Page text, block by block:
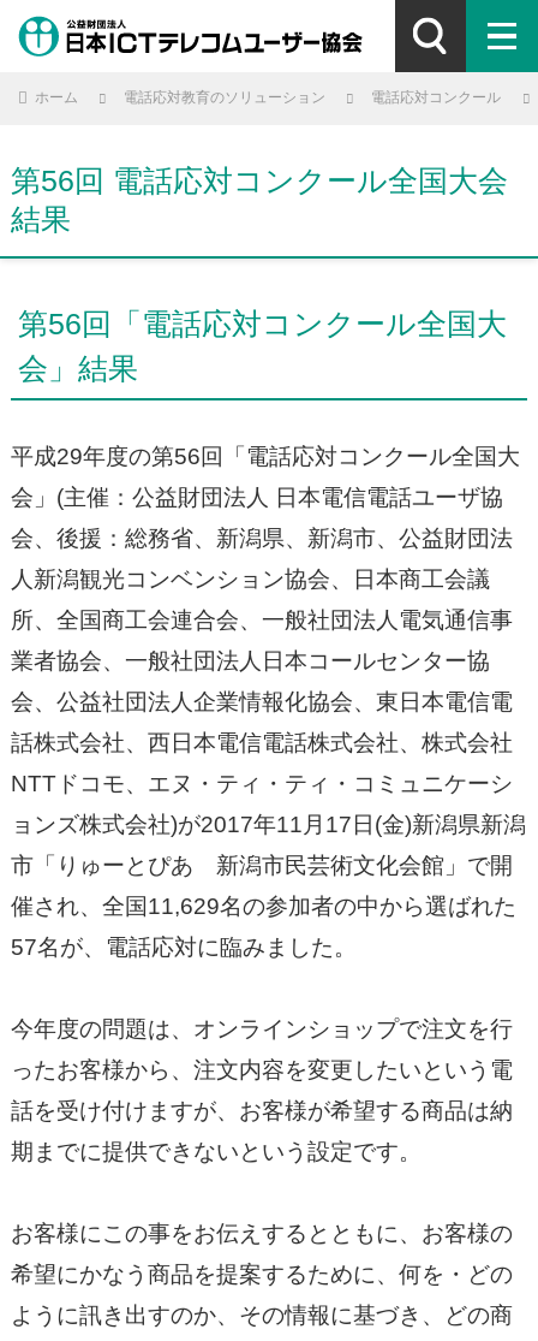
ホーム 電話応対教育のソリューション 電話応対コンクール
第56回 電話応対コンクール全国大会
結果
第56回「電話応対コンクール全国大
会」結果
平成29年度の第56回「電話応対コンクール全国大
会」(主催：公益財団法人 日本電信電話ユーザ協
会、後援：総務省、新潟県、新潟市、公益財団法
人新潟観光コンベンション協会、日本商工会議
所、全国商工会連合会、一般社団法人電気通信事
業者協会、一般社団法人日本コールセンター協
会、公益社団法人企業情報化協会、東日本電信電
話株式会社、西日本電信電話株式会社、株式会社
NTTドコモ、エヌ・ティ・ティ・コミュニケーシ
ョンズ株式会社)が2017年11月17日(金)新潟県新潟
市「りゅーとぴあ 新潟市民芸術文化会館」で開
催され、全国11,629名の参加者の中から選ばれた
57名が、電話応対に臨みました。
今年度の問題は、オンラインショップで注文を行
ったお客様から、注文内容を変更したいという電
話を受け付けますが、お客様が希望する商品は納
期までに提供できないという設定です。
お客様にこの事をお伝えするとともに、お客様の
希望にかなう商品を提案するために、何を・どの
ように訊き出すのか、その情報に基づき、どの商